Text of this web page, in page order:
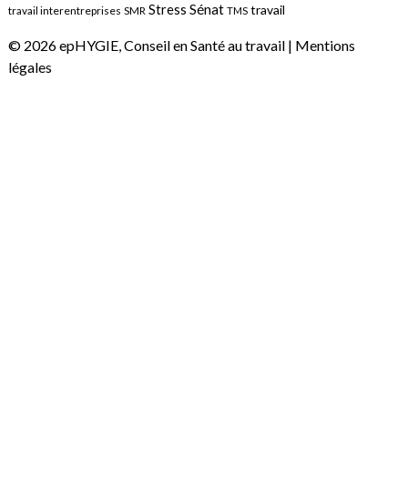
travail interentreprises SMR Stress Sénat TMS travail
© 2026 epHYGIE, Conseil en Santé au travail | Mentions
légales